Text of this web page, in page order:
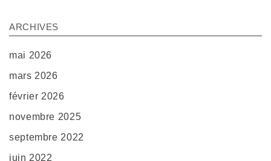
ARCHIVES
mai 2026
mars 2026
février 2026
novembre 2025
septembre 2022
juin 2022